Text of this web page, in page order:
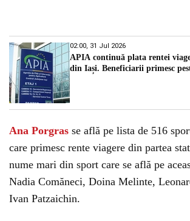
02:00, 31 Jul 2026
APIA continuă plata rentei
din Iași. Beneficiarii primesc
Ana Porgras se află pe lista de 516
care primesc rente viagere din partea
nume mari din sport care se află pe
Nadia Comăneci, Doina Melinte,
Ivan Patzaichin.